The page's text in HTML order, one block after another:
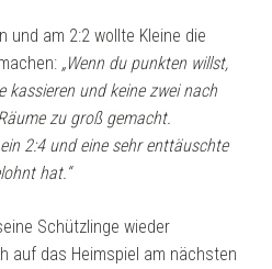
und am 2:2 wollte Kleine die
„Wenn du punkten willst,
kassieren und keine zwei nach
zu groß gemacht.
2:4 und eine sehr enttäuschte
hat.“
Schützlinge wieder
auf das Heimspiel am nächsten